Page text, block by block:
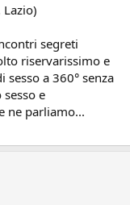
segreti
riservarissimo e
a 360° senza
e
ne parliamo...